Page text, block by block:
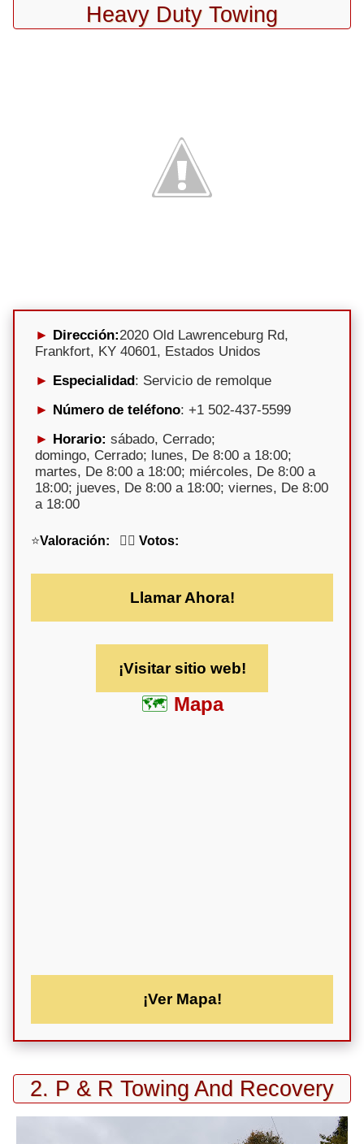
Heavy Duty Towing
Dirección:2020 Old Lawrenceburg Rd,
Frankfort, KY 40601, Estados Unidos
Especialidad: Servicio de remolque
Número de teléfono: +1 502-437-5599
Horario: sábado, Cerrado;
domingo, Cerrado; lunes, De 8:00 a 18:00;
martes, De 8:00 a 18:00; miércoles, De 8:00 a
18:00; jueves, De 8:00 a 18:00; viernes, De 8:00
a 18:00
⭐Valoración: 🕵️‍♀️ Votos:
Llamar Ahora!
¡Visitar sitio web!
Mapa
¡Ver Mapa!
2. P & R Towing And Recovery